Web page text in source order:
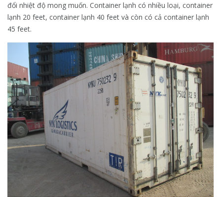
đổi nhiệt độ mong muốn. Container lạnh có nhiều loại, container
lạnh 20 feet, container lạnh 40 feet và còn có cả container lạnh
45 feet.